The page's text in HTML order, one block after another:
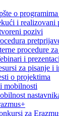
o
i realizovani
pozivi
procedure
i
za pisanje i
o projektima
mobilnosti
za